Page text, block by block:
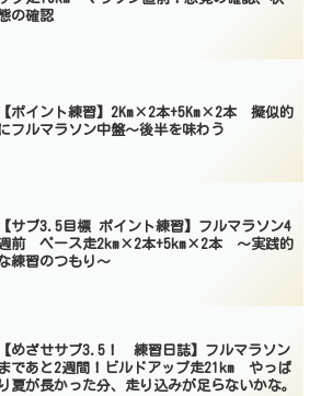
の確認
【ポイント練習】2Km×2本+5Km×2本 擬似的
フルマラソン中盤〜後半を味わう
【サブ3.5目標 ポイント練習】フルマラソン4
前 ペース走2km×2本+5km×2本 〜実践的
練習のつもり〜
【めざせサブ3.5！ 練習日誌】フルマラソン
まであと2週間！ビルドアップ走21km やっぱ
り夏が長かった分、走り込みが足らないかな。